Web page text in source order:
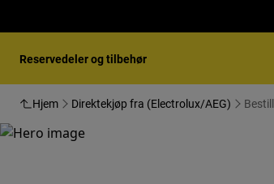
Reservedeler og tilbehør
Hjem Direktekjøp fra (Electrolux/AEG)